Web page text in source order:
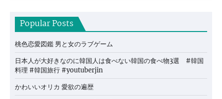
Popular Posts
桃色恋愛図鑑 男と女のラブゲーム
日本人が大好きなのに韓国人は食べない韓国の食べ物3選 #韓国
料理 #韓国旅行 #youtuberjin
かわいいオリカ 愛欲の遍歴